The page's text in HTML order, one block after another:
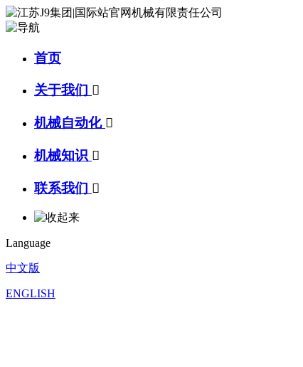
首页
关于我们 
机械自动化 
机械知识 
联系我们 
Language
中文版
ENGLISH